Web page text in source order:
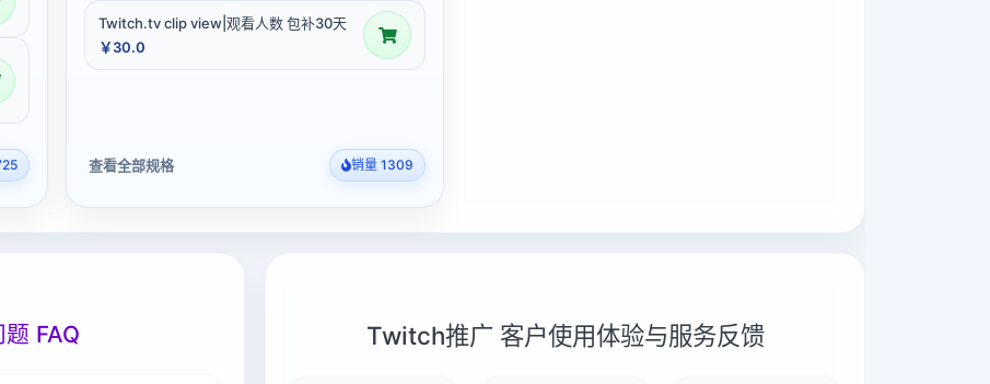
Twitch.tv clip view|观看人数 包补30天
￥30.0
查看全部规格 销量 1309
FAQ Twitch推广 客户使用体验与服务反馈